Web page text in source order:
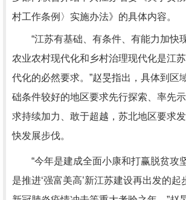
村工作条例〉实施办法》的具体内容。
“江苏有基础、有条件、有能力加快
农业农村现代化和乡村治理现代化是江
代化的必然要求。”赵旻指出，具体到区
础条件较好的地区要求先行探索、率先
求持续加力、敢于超越，苏北地区要求
快发展步伐。
“今年是建成全面小康和打赢脱贫攻坚
是推进‘强富美高’新江苏建设再出发的